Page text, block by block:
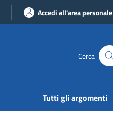
Accedi all'area personale
Cerca
Tutti gli argomenti